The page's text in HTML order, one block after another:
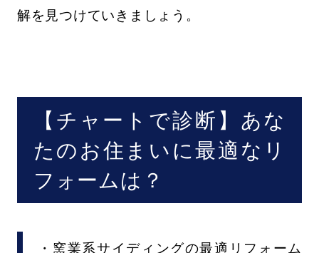
解を見つけていきましょう。
【チャートで診断】あな
たのお住まいに最適なリ
フォームは？
・窯業系サイディングの最適リフォーム